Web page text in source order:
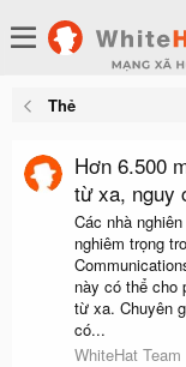
Thẻ
Hơn 6.500
từ xa, nguy
Các nhà
nghiêm trọng
này có thể cho
từ xa. Chuyên
có...
WhiteHat Team